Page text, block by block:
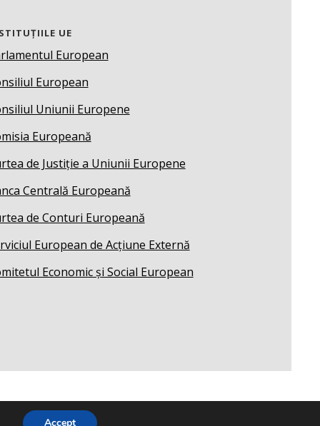
UE
European
European
Uniunii Europene
Europeană
de Justiție a Uniunii Europene
Centrală Europeană
de Conturi Europeană
European de Acțiune Externă
Economic și Social European
Accept